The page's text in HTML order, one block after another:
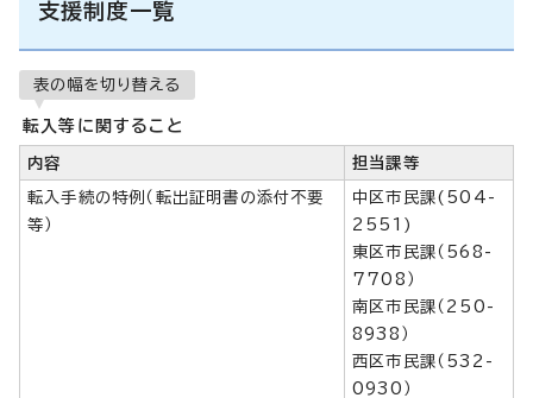
支援制度一覧
表の幅を切り替える
転入等に関すること
内容 担当課等
転入手続の特例（転出証明書の添付不要
等）
中区市民課(504-
2551)
東区市民課（568-
7708）
南区市民課（250-
8938）
西区市民課（532-
0930）